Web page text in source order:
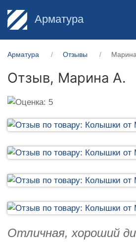
Арматура
Арматура Отзывы
Отзыв, Марина А.
Отличная, хороший